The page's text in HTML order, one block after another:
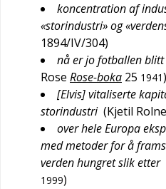
koncentration af
«storindustri» og
1894/IV/304)
nå er jo fotballen
Rose Rose-boka 25 1941)
[Elvis] vitaliserte
storindustri (Kjetil
over hele Europa
med metoder for å
verden hungret slik etter
1999)